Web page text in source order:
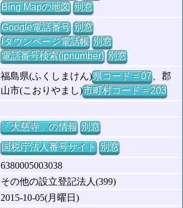
Bing Mapの地図 別窓
Google電話番号 別窓
iタウンページ電話帳 別窓
電話番号検索(jpnumber) 別窓
福島県(ふくしまけん)県コード = 07、郡
山市(こおりやまし)市町村コード = 203
「大慈寺」の情報 別窓
国税庁法人番号サイト 別窓
6380005003038
その他の設立登記法人(399)
2015-10-05(月曜日)